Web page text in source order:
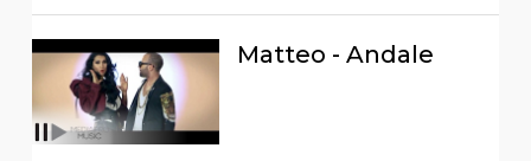
Matteo - Andale